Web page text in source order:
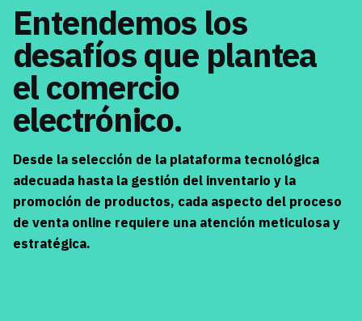
Entendemos los
desafíos que plantea
elcomercio
electrónico.
Desde la selección de la plataforma tecnológica
adecuada hasta la gestión del inventario y la
promoción de productos, cada aspecto del proceso
de venta online requiere una atención meticulosa y
estratégica.